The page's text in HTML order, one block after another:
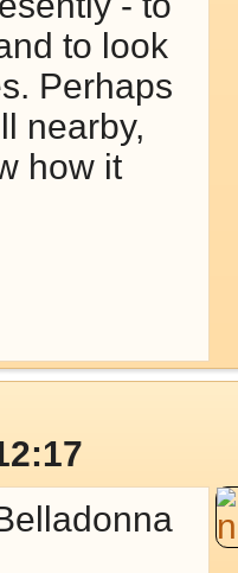
to look
Perhaps
nearby,
how it